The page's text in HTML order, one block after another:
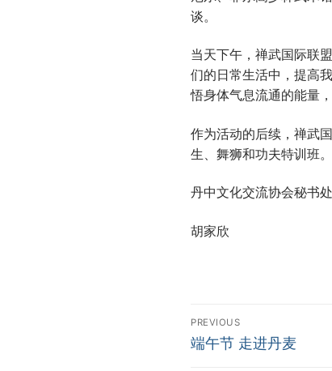
谈。
当天下午，禅武国际联
们的日常生活中，提高
悟身体气息流通的能量，
作为活动的后续，禅武
生、舞狮和功夫特训班。
丹中文化交流协会秘书处
胡家欣
PREVIOUS
Previous
端午节 走进丹麦